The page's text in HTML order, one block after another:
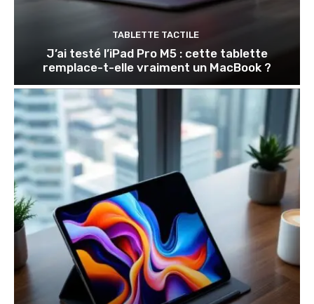
TABLETTE TACTILE
J’ai testé l’iPad Pro M5 : cette tablette
remplace-t-elle vraiment un MacBook ?